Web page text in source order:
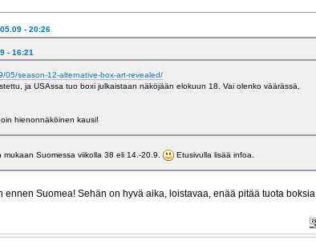
- 20:26
- 16:21
05/season-12-alternative-box-art-revealed/
ja USAssa tuo boxi julkaistaan näköjään elokuun 18. Vai olenko väärässä,
hienonnäköinen kausi!
Suomessa viikolla 38 eli 14.-20.9. Etusivulla lisää infoa.
ennen Suomea! Sehän on hyvä aika, loistavaa, enää pitää tuota boksia